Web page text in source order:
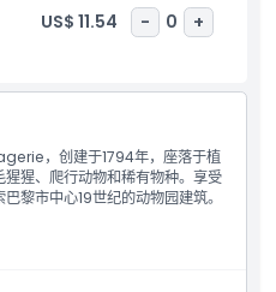
US$ 11.54 - 0 +
，创建于1794年，座落于植
猩、爬行动物和稀有物种。享受
黎市中心19世纪的动物园建筑。